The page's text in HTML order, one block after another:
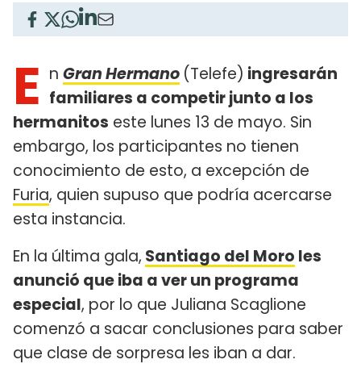
E n Gran Hermano (Telefe) ingresarán
familiares a competir junto a los
hermanitos este lunes 13 de mayo. Sin
embargo, los participantes no tienen
conocimiento de esto, a excepción de
Furia, quien supuso que podría acercarse
esta instancia.
En la última gala, Santiago del Moro les
anunció que iba a ver un programa
especial, por lo que Juliana Scaglione
comenzó a sacar conclusiones para saber
que clase de sorpresa les iban a dar.